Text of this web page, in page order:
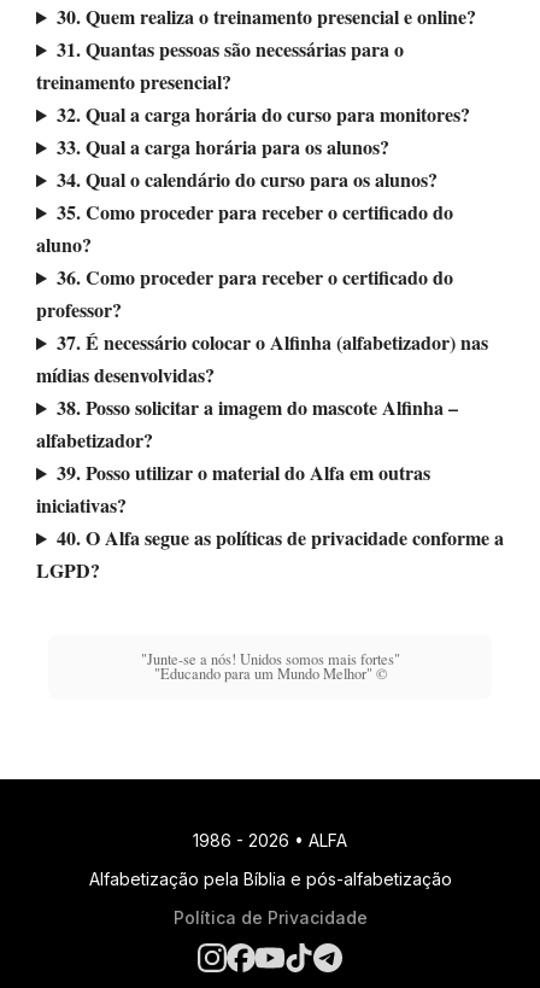
30. Quem realiza o treinamento presencial e online?
31. Quantas pessoas são necessárias para o
treinamento presencial?
32. Qual a carga horária do curso para monitores?
33. Qual a carga horária para os alunos?
34. Qual o calendário do curso para os alunos?
35. Como proceder para receber o certificado do
aluno?
36. Como proceder para receber o certificado do
professor?
37. É necessário colocar o Alfinha (alfabetizador) nas
mídias desenvolvidas?
38. Posso solicitar a imagem do mascote Alfinha –
alfabetizador?
39. Posso utilizar o material do Alfa em outras
iniciativas?
40. O Alfa segue as políticas de privacidade conforme a
LGPD?
"Junte-se a nós! Unidos somos mais fortes"
"Educando para um Mundo Melhor" ©
1986 - 2026 • ALFA
Alfabetização pela Bíblia e pós-alfabetização
Política de Privacidade